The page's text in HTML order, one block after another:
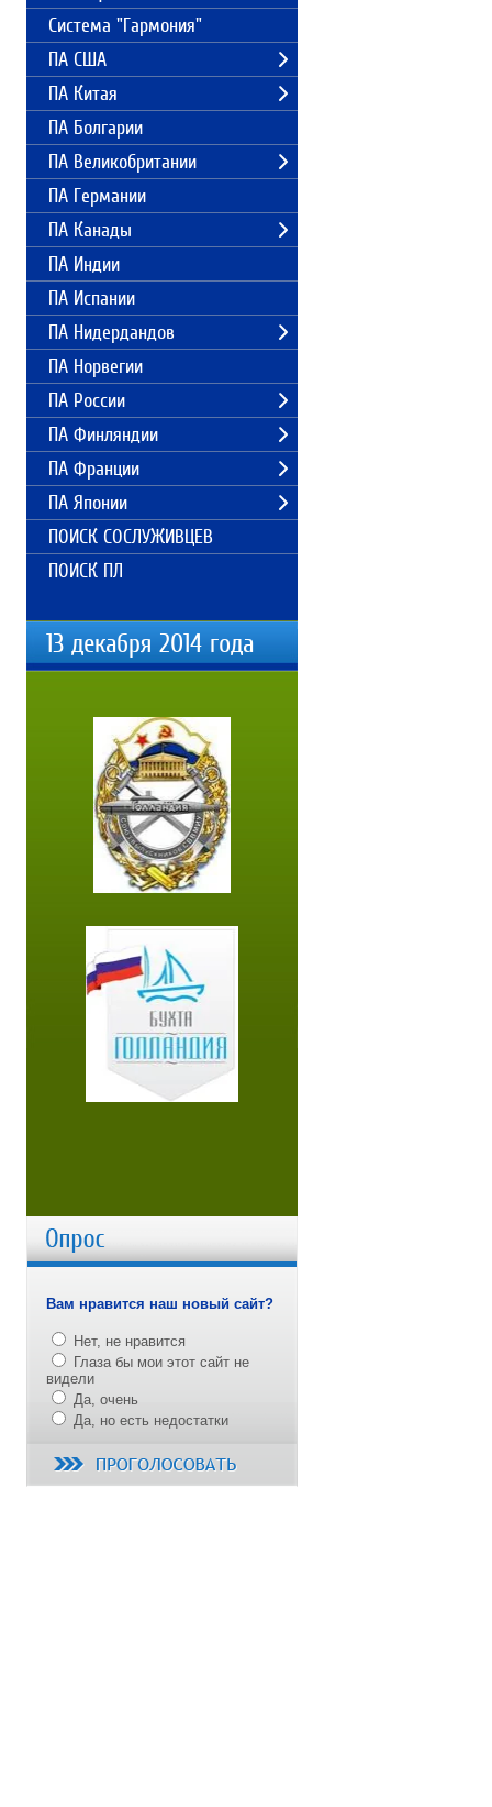
Система "Гармония"
ПА США
ПА Китая
ПА Болгарии
ПА Великобритании
ПА Германии
ПА Канады
ПА Индии
ПА Испании
ПА Нидердандов
ПА Норвегии
ПА России
ПА Финляндии
ПА Франции
ПА Японии
ПОИСК СОСЛУЖИВЦЕВ
ПОИСК ПЛ
13 декабря 2014 года
Вам нравится наш новый сайт?
Нет, не нравится
Глаза бы мои этот сайт не
видели
Да, очень
Да, но есть недостатки